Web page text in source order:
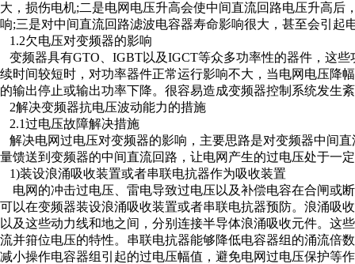
大，损伤电机;二是电网电压升高会使中间直流回路电压升高
响;三是对中间直流回路滤波电容器寿命影响很大，甚至会引起
1.2欠电压对变频器的影响
变频器具有GTO、IGBT以及IGCT等众多功率性的器件，这
续时间较短时，对功率器件正常运行影响不大，当电网电压降
的输出停止或输出功率下降。很容易造成变频器控制系统发生
2解决变频器抗电压波动能力的措施
2.1过电压故障解决措施
解决电网过电压对变频器的影响，主要思路是对变频器中间
量馈送到变频器的中间直流回路，让电网产生的过电压处于一
1)装设浪涌吸收装置或者串联电抗器作为吸收装置
电网的冲击过电压、雷电导致过电压以及补偿电容在合闸或
可以在变频器装设浪涌吸收装置或者串联电抗器预防。浪涌吸
以及这些动力线和地之间，分别连接半导体浪涌吸收元件。这
流并箝位电压的特性。串联电抗器能够降低电容器组的涌流倍
减小操作电容器组引起的过电压幅值，避免电网过电压保护等